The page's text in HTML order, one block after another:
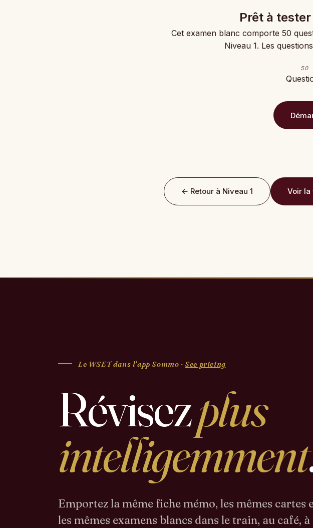
Prêt à
Cet examen blanc comporte 50
Niveau 1. Les
50
← Retour à Niveau 1 Voir
Le WSET dans l'app Sommo ·See pricing
Révisezplus
intelligemment
Emportez la même fiche mémo, les mêmes cartes
les mêmes examens blancs dans le train, au café, à